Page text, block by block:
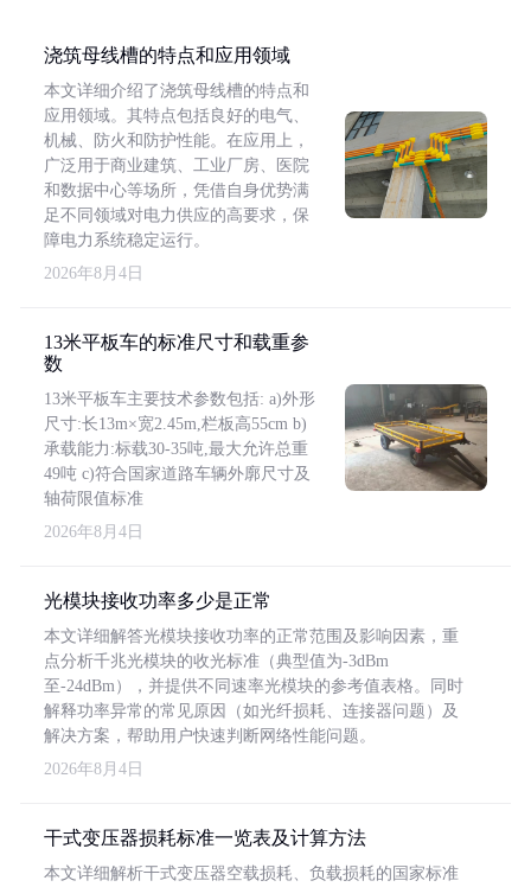
浇筑母线槽的特点和应用领域
本文详细介绍了浇筑母线槽的特点和
应用领域。其特点包括良好的电气、
机械、防火和防护性能。在应用上，
广泛用于商业建筑、工业厂房、医院
和数据中心等场所，凭借自身优势满
足不同领域对电力供应的高要求，保
障电力系统稳定运行。
2026年8月4日
13米平板车的标准尺寸和载重参
数
13米平板车主要技术参数包括: a)外形
尺寸:长13m×宽2.45m,栏板高55cm b)
承载能力:标载30-35吨,最大允许总重
49吨 c)符合国家道路车辆外廓尺寸及
轴荷限值标准
2026年8月4日
光模块接收功率多少是正常
本文详细解答光模块接收功率的正常范围及影响因素，重
点分析千兆光模块的收光标准（典型值为-3dBm
至-24dBm），并提供不同速率光模块的参考值表格。同时
解释功率异常的常见原因（如光纤损耗、连接器问题）及
解决方案，帮助用户快速判断网络性能问题。
2026年8月4日
干式变压器损耗标准一览表及计算方法
本文详细解析干式变压器空载损耗、负载损耗的国家标准